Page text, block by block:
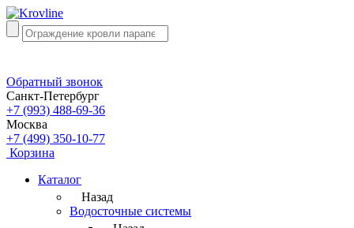
Обратный звонок
Санкт-Петербург
+7 (993) 488-69-36
Москва
+7 (499) 350-10-77
Корзина
Каталог
Назад
Водосточные системы